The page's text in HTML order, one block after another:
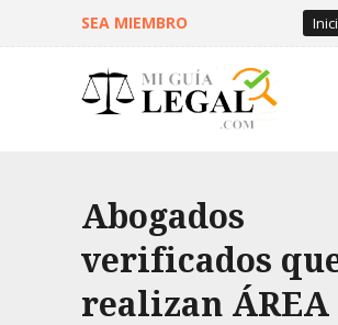
SEA MIEMBRO
Abogados
verificados
realizan ÁREA